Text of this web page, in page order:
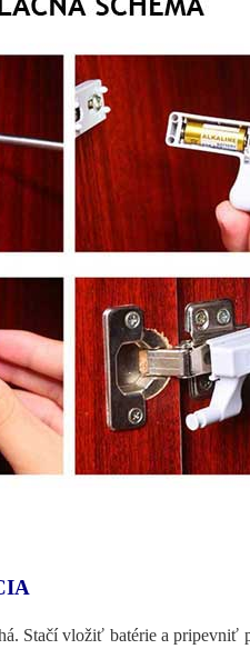
Stačí vložiť batérie a pripevniť